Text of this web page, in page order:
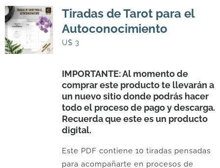
Tiradas de Tarot para el
Autoconocimiento
U$ 3
IMPORTANTE: Al momento de
comprar este producto te llevarán a
un nuevo sitio donde podrás hacer
todo el proceso de pago y descarga.
Recuerda que este es un producto
digital.
Este PDF contiene 10 tiradas pensadas
para acompañarte en procesos de